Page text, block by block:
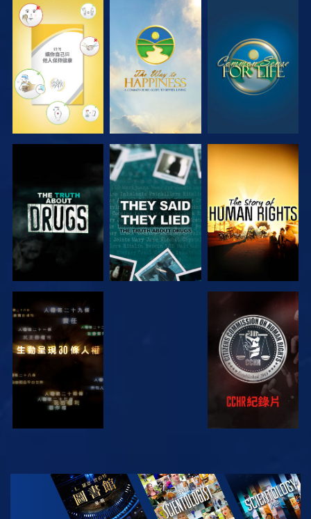
觀看 觀看 觀看
觀看 觀看 觀看
觀看 觀看
觀看 探索系列節目